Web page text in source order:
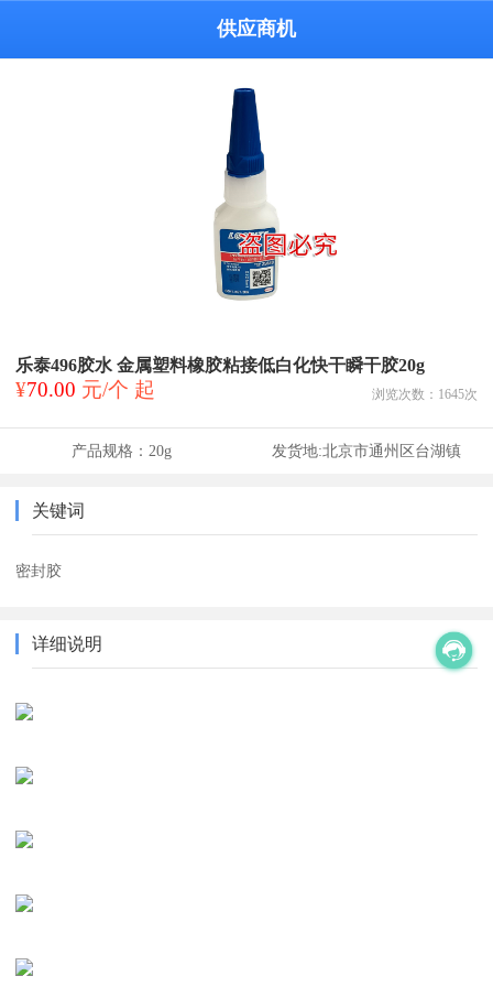
供应商机
乐泰496胶水 金属塑料橡胶粘接低白化快干瞬干胶20g
¥70.00 元/个 起 浏览次数： 1645次
产品规格：20g 发货地:北京市通州区台湖镇
关键词
密封胶
详细说明